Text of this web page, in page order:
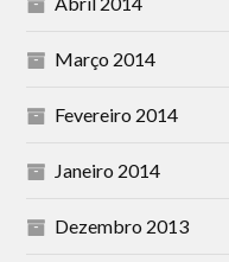
Março 2014
Fevereiro 2014
Janeiro 2014
Dezembro 2013